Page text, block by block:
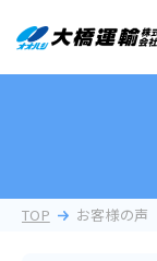
TOP お客様の声